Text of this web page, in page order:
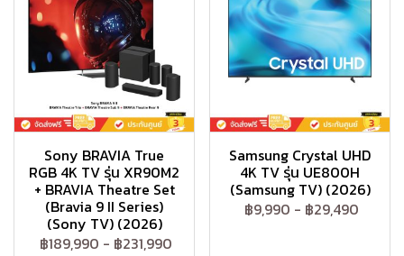
Sony BRAVIA True
RGB 4K TV รุ่น XR90M2
+ BRAVIA Theatre Set
(Bravia 9 II Series)
(Sony TV) (2026)
฿189,990 - ฿231,990
Samsung Crystal UHD
4K TV รุ่น UE800H
(Samsung TV) (2026)
฿9,990 - ฿29,490